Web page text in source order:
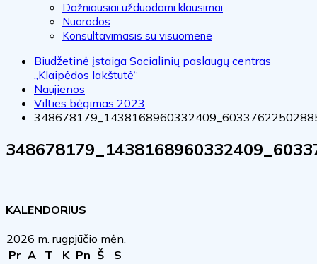
Dažniausiai užduodami klausimai
Nuorodos
Konsultavimasis su visuomene
Biudžetinė įstaiga Socialinių paslaugų centras
„Klaipėdos lakštutė“
Naujienos
Vilties bėgimas 2023
KALENDORIUS
2026 m. rugpjūčio mėn.
Pr A T K Pn Š
S